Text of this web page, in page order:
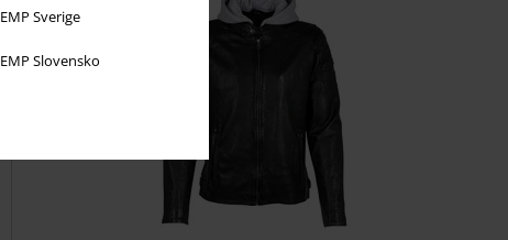
EMP Sverige
EMP Slovensko